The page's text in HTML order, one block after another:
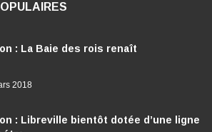
: La Baie des rois renaît
2018
: Libreville bientôt dotée d’une ligne